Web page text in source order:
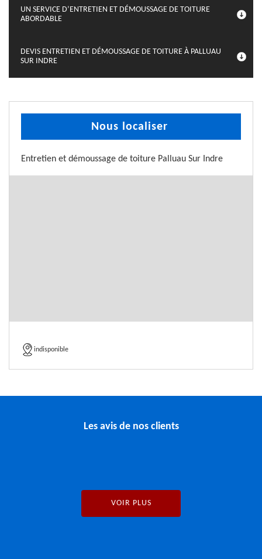
UN SERVICE D’ENTRETIEN ET DÉMOUSSAGE DE TOITURE
ABORDABLE
DEVIS ENTRETIEN ET DÉMOUSSAGE DE TOITURE À PALLUAU
SUR INDRE
Nous localiser
Entretien et démoussage de toiture Palluau Sur Indre
indisponible
Les avis de nos clients
VOIR PLUS